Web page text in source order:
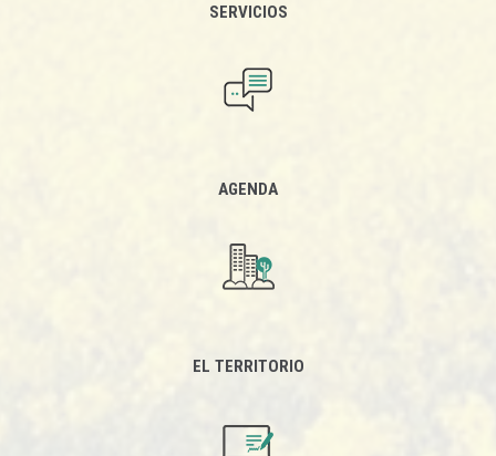
SERVICIOS
AGENDA
EL TERRITORIO